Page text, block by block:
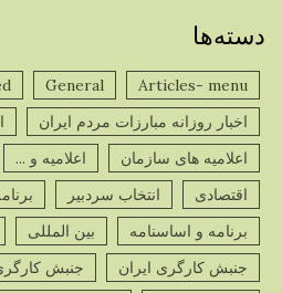
دسته‌ها
Articles- menu
General
اخبار روزانه مبارزات مردم ایران
اعلامیه های سازمان
اعلامیه و ...
اقتصادی
انتخاب سردبیر
برنامه و اساسنامه
بین المللی
جنبش کارگری ایران
جنبش